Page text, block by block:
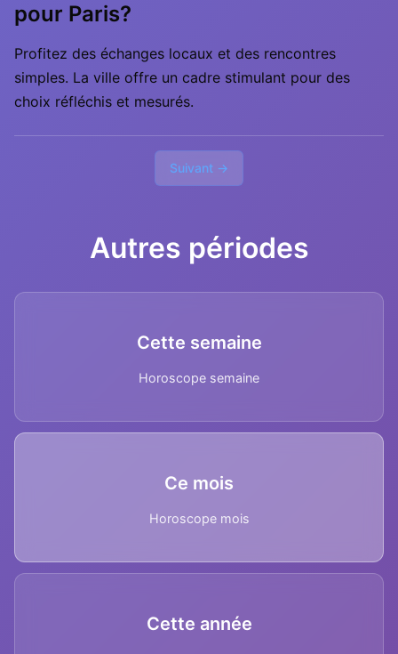
pour Paris?
Profitez des échanges locaux et des rencontres
simples. La ville offre un cadre stimulant pour des
choix réfléchis et mesurés.
Suivant →
Autres périodes
Cette semaine
Horoscope semaine
Ce mois
Horoscope mois
Cette année